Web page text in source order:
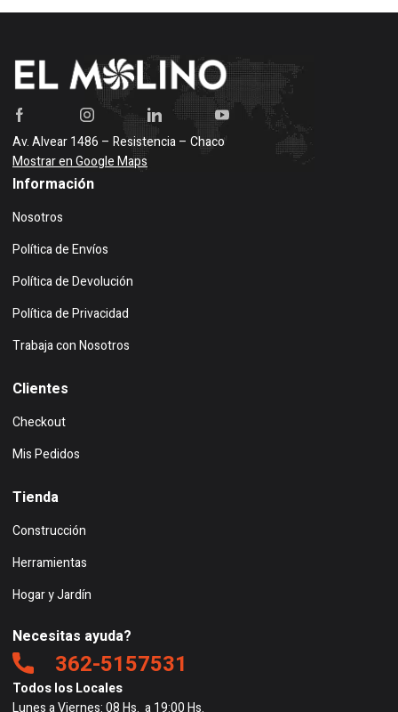
Av. Alvear 1486 – Resistencia – Chaco
Mostrar en Google Maps
Información
Nosotros
Política de Envíos
Política de Devolución
Política de Privacidad
Trabaja con Nosotros
Clientes
Checkout
Mis Pedidos
Tienda
Construcción
Herramientas
Hogar y Jardín
Necesitas ayuda?
362-5157531
Todos los Locales
Lunes a Viernes: 08 Hs. a 19:00 Hs.